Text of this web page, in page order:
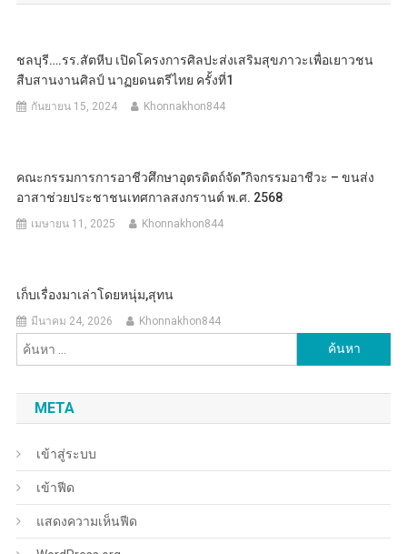
ชลบุรี….รร.สัตหีบ เปิดโครงการศิลปะส่งเสริมสุขภาวะเพื่อเยาวชน
สืบสานงานศิลป์ นาฏยดนตรีไทย ครั้งที่1
กันยายน 15, 2024 Khonnakhon844
คณะกรรมการการอาชีวศึกษาอุตรดิตถ์จัด”กิจกรรมอาชีวะ – ขนส่ง
อาสาช่วยประชาชนเทศกาลสงกรานต์ พ.ศ. 2568
เมษายน 11, 2025 Khonnakhon844
เก็บเรื่องมาเล่าโดยหนุ่ม,สุทน
มีนาคม 24, 2026 Khonnakhon844
สำหรับ:
META
เข้าสู่ระบบ
เข้าฟีด
แสดงความเห็นฟีด